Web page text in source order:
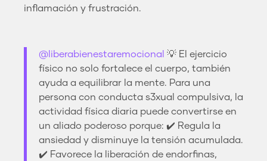
inflamación y frustración.
@liberabienestaremocional 💡 El ejercicio
físico no solo fortalece el cuerpo, también
ayuda a equilibrar la mente. Para una
persona con conducta s3xual compulsiva, la
actividad física diaria puede convertirse en
un aliado poderoso porque: ✔️ Regula la
ansiedad y disminuye la tensión acumulada.
✔️ Favorece la liberación de endorfinas,